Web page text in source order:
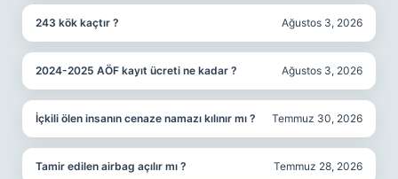
243 kök kaçtır ? Ağustos 3, 2026
2024-2025 AÖF kayıt ücreti ne kadar ? Ağustos 3, 2026
İçkili ölen insanın cenaze namazı kılınır mı ? Temmuz 30, 2026
Tamir edilen airbag açılır mı ? Temmuz 28, 2026